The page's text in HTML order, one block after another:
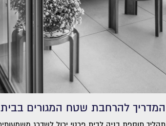
המדריך להרחבת שטח המגורים